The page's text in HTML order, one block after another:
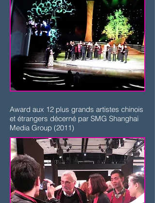
Award aux 12 plus grands artistes chinois
et étrangers décerné par SMG Shanghai
Media Group (2011)